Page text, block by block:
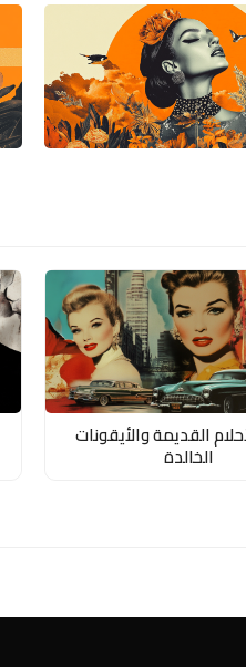
القديمة والأيقونات
الخالدة